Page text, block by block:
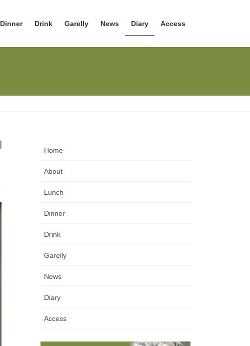
Dinner Drink Garelly News Diary Access
Home
About
Lunch
Dinner
Drink
Garelly
News
Diary
Access